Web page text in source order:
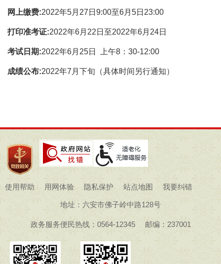
网上缴费:2022年5月27日9:00至6月5日23:00
打印准考证:2022年6月22日至2022年6月24日
考试日期:2022年6月25日 上午8：30-12:00
成绩公布:2022年7月下旬（具体时间另行通知）
使用帮助 用网体验 隐私保护 站点地图 我要纠错
地址：六安市佛子岭中路128号
政务服务便民热线：0564-12345 邮编：237001